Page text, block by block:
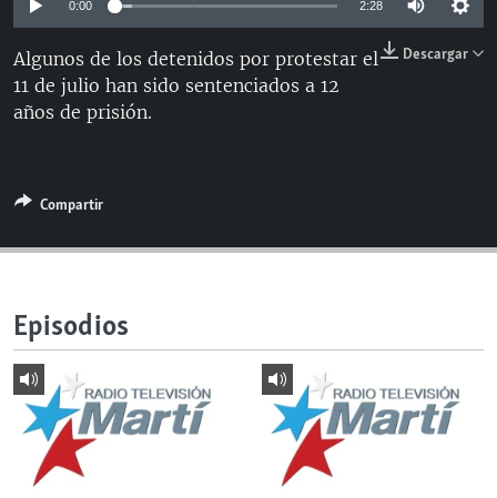
RADIO MARTÍ
ESPECIALES
ESPECIALES
KENTU-CUBANO
LOS SANTOS DE HIALEAH
LA INVASIÓN DE RUSIA A UCRANIA
MULTIMEDIA
SÍGUENOS
0:00 2:28
Descargar
Algunos de los detenidos por protestar el
11 de julio han sido sentenciados a 12
años de prisión.
Compartir
Episodios